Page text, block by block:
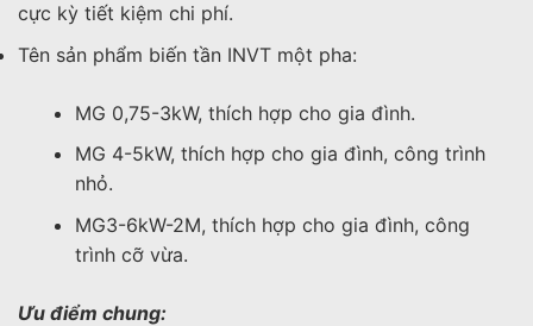
cực kỳ tiết kiệm chi phí.
Tên sản phẩm biến tần INVT một pha:
MG 0,75-3kW, thích hợp cho gia đình.
MG 4-5kW, thích hợp cho gia đình, công trình
nhỏ.
MG3-6kW-2M, thích hợp cho gia đình, công
trình cỡ vừa.
Ưu điểm chung: